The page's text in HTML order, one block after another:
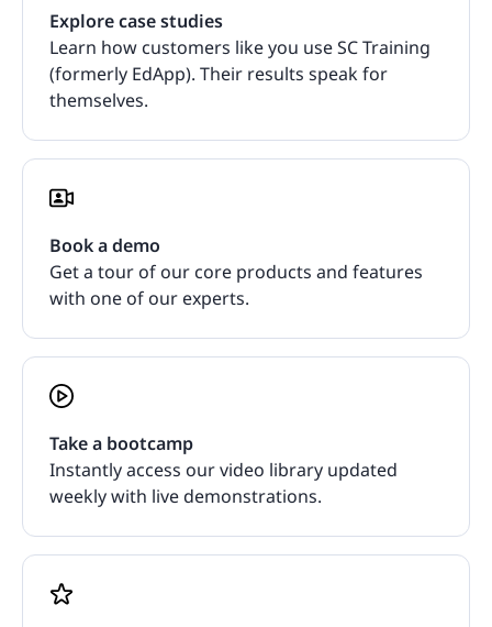
Explore case studies
Learn how customers like you use SC Training
(formerly EdApp). Their results speak for
themselves.
Book a demo
Get a tour of our core products and features
with one of our experts.
Take a bootcamp
Instantly access our video library updated
weekly with live demonstrations.